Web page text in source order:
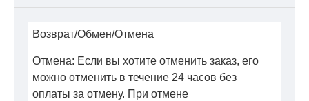
Возврат/Обмен/Отмена
Отмена: Если вы хотите отменить заказ, его
можно отменить в течение 24 часов без
оплаты за отмену. При отмене